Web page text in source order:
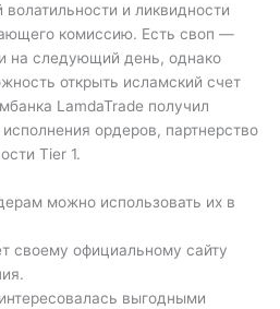
и ликвидности
комиссию. Есть своп —
на следующий день, однако
открыть исламский счет
LamdaTrade получил
ордеров, партнерство
Tier 1.
можно использовать их в
своему официальному сайту
выгодными